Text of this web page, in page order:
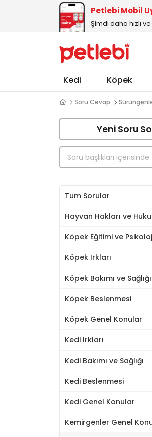
Petlebi Mobil
Şimdi daha hızlı
Kedi Köpek
Soru Cevap
Yeni Soru
Tüm Sorular
Hayvan Hakları ve
Köpek Eğitimi ve
Köpek Irkları
Köpek Bakımı ve Sağlığı
Köpek Beslenmesi
Köpek Genel Konular
Kedi Irkları
Kedi Bakımı ve Sağlığı
Kedi Beslenmesi
Kedi Genel Konular
Kemirgenler Genel